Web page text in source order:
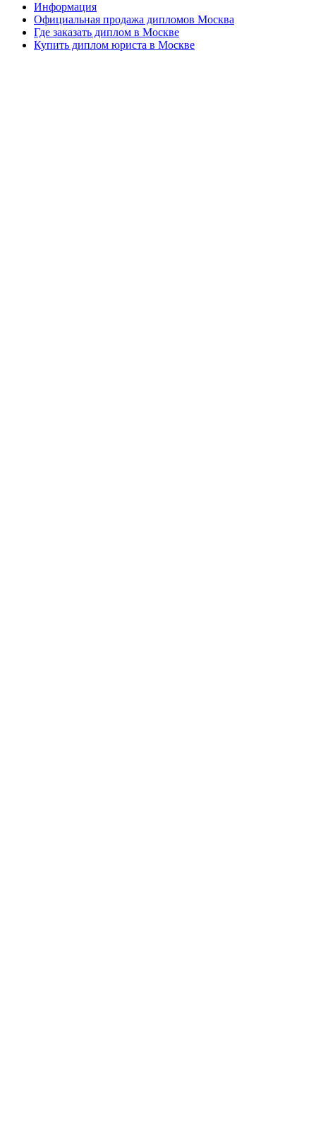
Информация
Официальная продажа дипломов Москва
Где заказать диплом в Москве
Купить диплом юриста в Москве